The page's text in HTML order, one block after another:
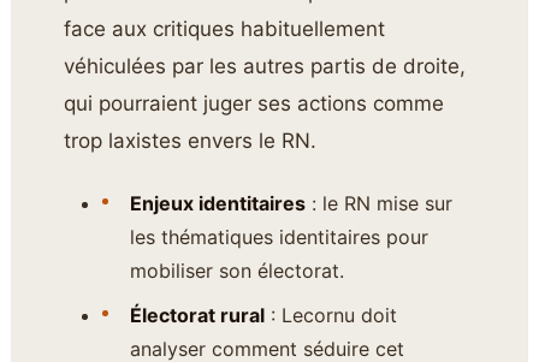
face aux critiques habituellement
véhiculées par les autres partis de droite,
qui pourraient juger ses actions comme
trop laxistes envers le RN.
Enjeux identitaires: le RN mise sur
les thématiques identitaires pour
mobiliser son électorat.
Électorat rural: Lecornu doit
analyser comment séduire cet